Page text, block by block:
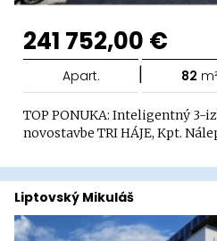
241 752,00 €
Apart. | 82 m²
TOP PONUKA: Inteligentný 3-
novostavbe TRI HÁJE, Kpt.
Liptovský Mikuláš